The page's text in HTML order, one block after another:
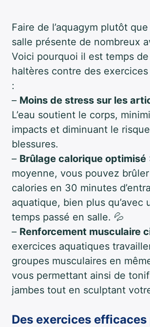
Faire de l’aquagym plutôt que
salle présente de nombreux
Voici pourquoi il est temps
haltères contre des
:
– Moins de stress sur les
L’eau soutient le corps,
impacts et diminuant le
blessures.
– Brûlage calorique optimisé
moyenne, vous pouvez brûler
calories en 30 minutes
aquatique, bien plus qu’avec
temps passé en salle. 💦
– Renforcement musculaire
exercices aquatiques
groupes musculaires en
vous permettant ainsi de
jambes tout en sculptant
Des exercices